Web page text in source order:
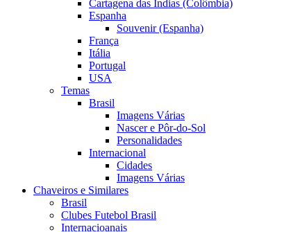
Cartagena das Índias (Colômbia)
Espanha
Souvenir (Espanha)
França
Itália
Portugal
USA
Temas
Brasil
Imagens Várias
Nascer e Pôr-do-Sol
Personalidades
Internacional
Cidades
Imagens Várias
Chaveiros e Similares
Brasil
Clubes Futebol Brasil
Internacioanais